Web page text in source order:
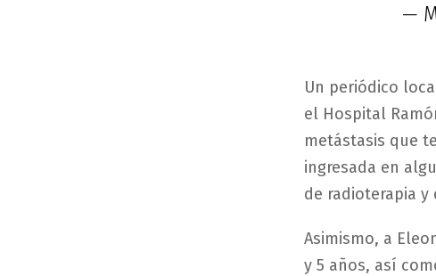
—
Un periódico
el Hospital
metástasis que
ingresada en
de radioterapia y
Asimismo, a
y 5 años, así